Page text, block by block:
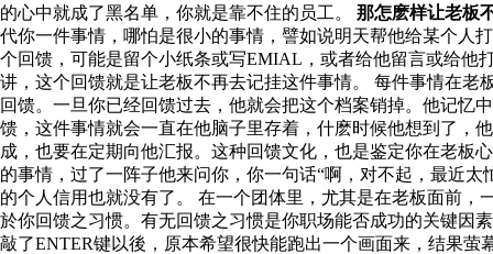
的心中就成了黑名单，你就是靠不住的员工。 那怎麽样让老板
代你一件事情，哪怕是很小的事情，譬如说明天帮他给某个人
个回馈，可能是留个小纸条或写EMIAL，或者给他留言或给他
讲，这个回馈就是让老板不再去记挂这件事情。 每件事情在
回馈。一旦你已经回馈过去，他就会把这个档案销掉。他记忆
馈，这件事情就会一直在他脑子里存着，什麽时候他想到了，
成，也要在定期向他汇报。这种回馈文化，也是鉴定你在老板
的事情，过了一阵子他来问你，你一句话“啊，对不起，最近
的个人信用也就没有了。 在一个团体里，尤其是在老板面前
於你回馈之习惯。有无回馈之习惯是你职场能否成功的关键因
敲了ENTER键以後，原本希望很快能跑出一个画面来，结果